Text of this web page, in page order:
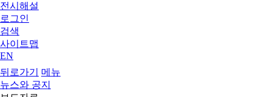
전시해설
로그인
검색
사이트맵
EN
뒤로가기
메뉴
뉴스와 공지